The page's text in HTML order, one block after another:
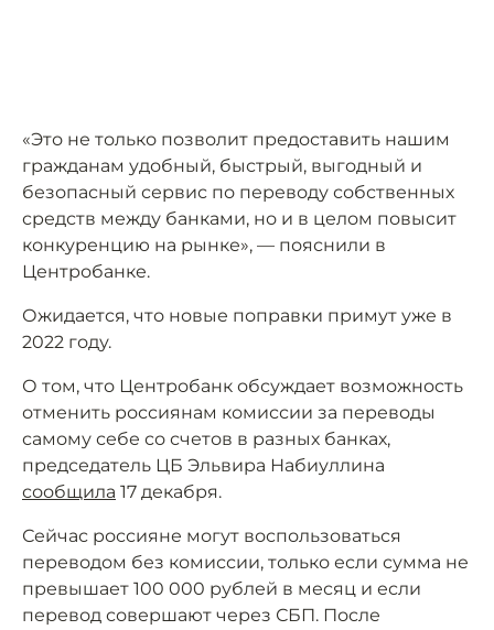
«Это не только позволит предоставить нашим
гражданам удобный, быстрый, выгодный и
безопасный сервис по переводу собственных
средств между банками, но и в целом повысит
конкуренцию на рынке», — пояснили в
Центробанке.
Ожидается, что новые поправки примут уже в
2022 году.
О том, что Центробанк обсуждает возможность
отменить россиянам комиссии за переводы
самому себе со счетов в разных банках,
председатель ЦБ Эльвира Набиуллина
сообщила 17 декабря.
Сейчас россияне могут воспользоваться
переводом без комиссии, только если сумма не
превышает 100 000 рублей в месяц и если
перевод совершают через СБП. После